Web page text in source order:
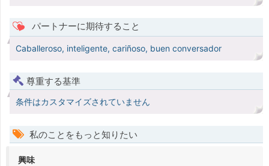
パートナーに期待すること
Caballeroso, inteligente, cariñoso, buen conversador
尊重する基準
条件はカスタマイズされていません
私のことをもっと知りたい
興味